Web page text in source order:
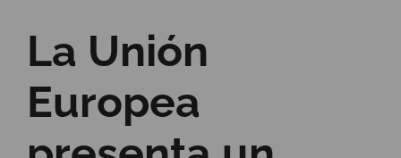
La Unión
Europea